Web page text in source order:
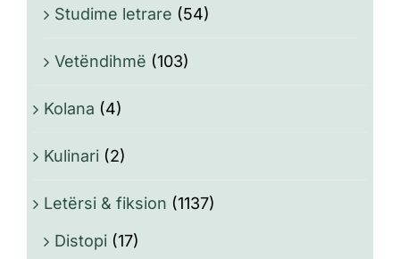
Studime letrare (54)
Vetëndihmë (103)
Kolana (4)
Kulinari (2)
Letërsi & fiksion (1137)
Distopi (17)